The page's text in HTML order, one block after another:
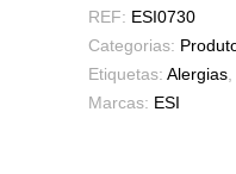
REF: ESI0730
Categorias:
Etiquetas: Alergias,
Marcas: ESI